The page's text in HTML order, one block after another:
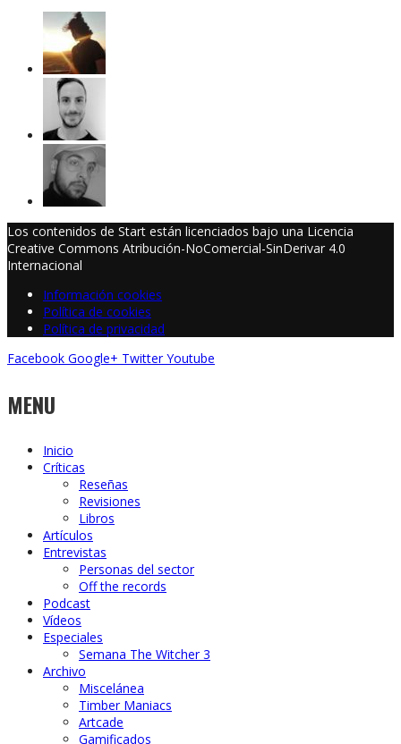
Los contenidos de Start están licenciados bajo una Licencia
Creative Commons Atribución-NoComercial-SinDerivar 4.0
Internacional
Información cookies
Política de cookies
Política de privacidad
Facebook Google+ Twitter Youtube
MENU
Inicio
Críticas
Reseñas
Revisiones
Libros
Artículos
Entrevistas
Personas del sector
Off the records
Podcast
Vídeos
Especiales
Semana The Witcher 3
Archivo
Miscelánea
Timber Maniacs
Artcade
Gamificados